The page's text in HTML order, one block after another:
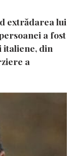
extrădarea lui
a fost
italiene, din
a